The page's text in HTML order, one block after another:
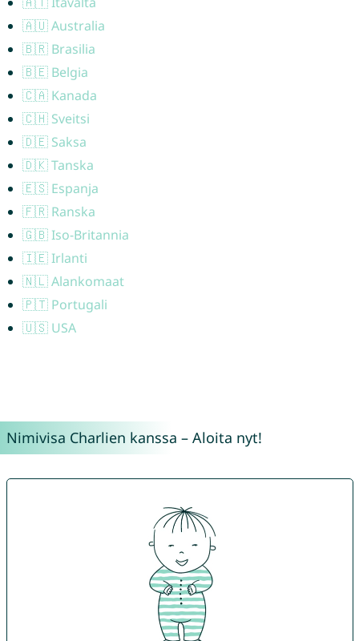
🇦🇺 Australia
🇧🇷 Brasilia
🇧🇪 Belgia
🇨🇦 Kanada
🇨🇭 Sveitsi
🇩🇪 Saksa
🇩🇰 Tanska
🇪🇸 Espanja
🇫🇷 Ranska
🇬🇧 Iso-Britannia
🇮🇪 Irlanti
🇳🇱 Alankomaat
🇵🇹 Portugali
🇺🇸 USA
Nimivisa Charlien kanssa – Aloita nyt!